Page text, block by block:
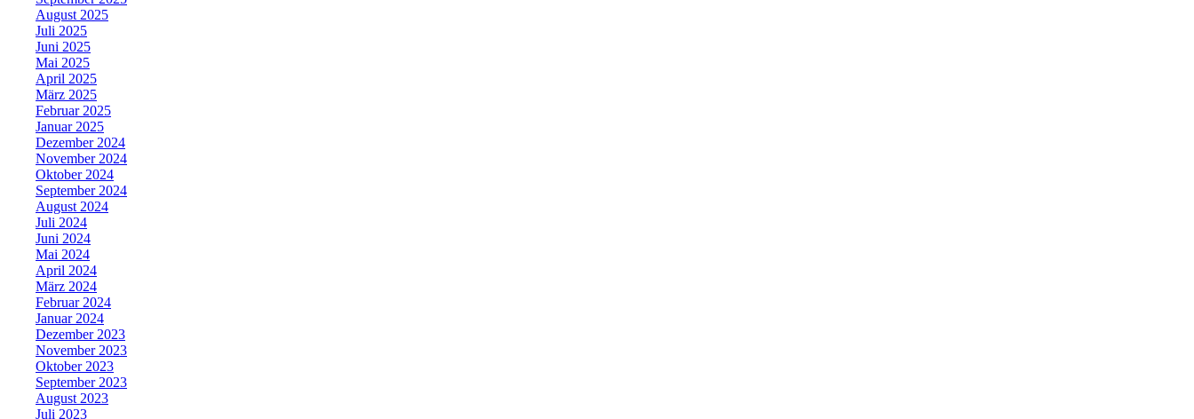
August 2025
Juli 2025
Juni 2025
Mai 2025
April 2025
März 2025
Februar 2025
Januar 2025
Dezember 2024
November 2024
Oktober 2024
September 2024
August 2024
Juli 2024
Juni 2024
Mai 2024
April 2024
März 2024
Februar 2024
Januar 2024
Dezember 2023
November 2023
Oktober 2023
September 2023
August 2023
Juli 2023